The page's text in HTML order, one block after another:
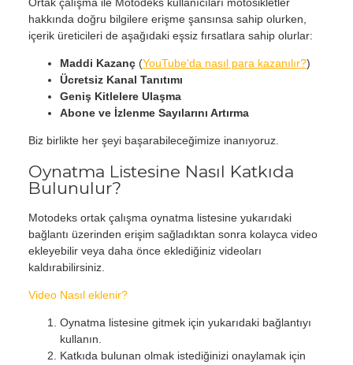
Ortak çalışma ile Motodeks kullanıcıları motosikletler
hakkında doğru bilgilere erişme şansınsa sahip olurken,
içerik üreticileri de aşağıdaki eşsiz fırsatlara sahip olurlar:
Maddi Kazanç(YouTube'da nasıl para kazanılır?)
Ücretsiz Kanal Tanıtımı
Geniş Kitlelere Ulaşma
Abone ve İzlenme Sayılarını Artırma
Biz birlikte her şeyi başarabileceğimize inanıyoruz.
Oynatma Listesine Nasıl Katkıda
Bulunulur?
Motodeks ortak çalışma oynatma listesine yukarıdaki
bağlantı üzerinden erişim sağladıktan sonra kolayca video
ekleyebilir veya daha önce eklediğiniz videoları
kaldırabilirsiniz.
Video Nasıl eklenir?
Oynatma listesine gitmek için yukarıdaki bağlantıyı
kullanın.
Katkıda bulunan olmak istediğinizi onaylamak için